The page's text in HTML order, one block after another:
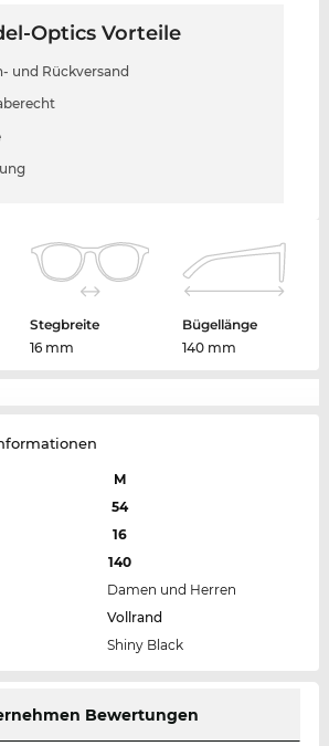
Optics Vorteile
und Rückversand
Stegbreite
16 mm
Bügellänge
140 mm
M
54
16
140
Damen und Herren
Vollrand
Shiny Black
Bewertungen